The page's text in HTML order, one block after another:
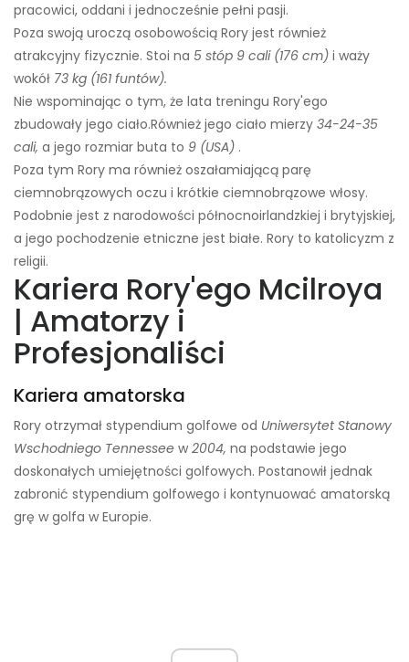
pracowici, oddani i jednocześnie pełni pasji.
Poza swoją uroczą osobowością Rory jest również
atrakcyjny fizycznie. Stoi na 5 stóp 9 cali (176 cm) i waży
wokół 73 kg (161 funtów).
Nie wspominając o tym, że lata treningu Rory'ego
zbudowały jego ciało.Również jego ciało mierzy 34-24-35
cali, a jego rozmiar buta to 9 (USA) .
Poza tym Rory ma również oszałamiającą parę
ciemnobrązowych oczu i krótkie ciemnobrązowe włosy.
Podobnie jest z narodowości północnoirlandzkiej i brytyjskiej,
a jego pochodzenie etniczne jest białe. Rory to katolicyzm z
religii.
Kariera Rory'ego Mcilroya
| Amatorzy i
Profesjonaliści
Kariera amatorska
Rory otrzymał stypendium golfowe od Uniwersytet Stanowy
Wschodniego Tennessee w 2004, na podstawie jego
doskonałych umiejętności golfowych. Postanowił jednak
zabronić stypendium golfowego i kontynuować amatorską
grę w golfa w Europie.